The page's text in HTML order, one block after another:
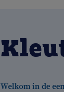
Welkom in de